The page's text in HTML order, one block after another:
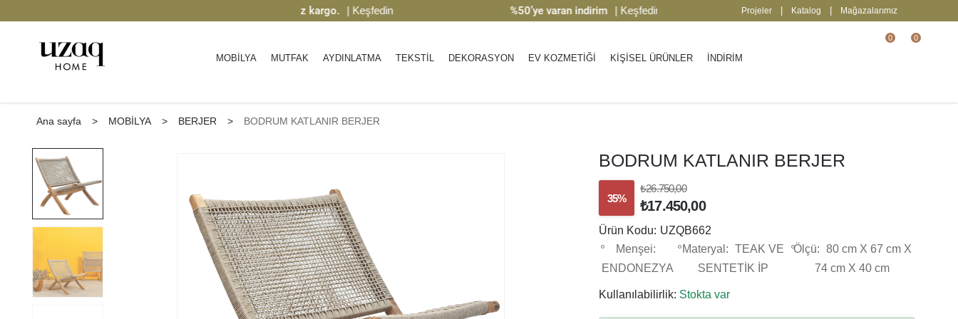
2000 TL üzeri ücretsiz kargo. | Keşfedin %50’ye varan indirim | Keşfedin 2000 TL üzeri ücretsiz kargo. | Keşfedin
Projeler Katalog Mağazalarımız
MOBİLYA MUTFAK AYDINLATMA TEKSTİL DEKORASYON EV KOZMETİĞİ KİŞİSEL ÜRÜNLER İNDİRİM
0 0
Ana sayfa > MOBİLYA > BERJER > BODRUM KATLANIR BERJER
BODRUM KATLANIR BERJER
35%
₺26.750,00
₺17.450,00
Ürün Kodu: UZQB662
Menşei:
ENDONEZYA
Materyal: TEAK VE
SENTETİK İP
Ölçü: 80 cm X 67 cm X
74 cm X 40 cm
Kullanılabilirlik: Stokta var